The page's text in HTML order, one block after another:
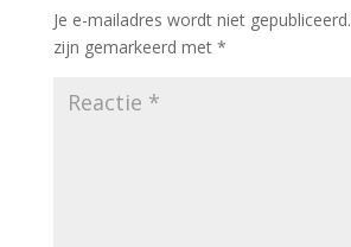
Je e-mailadres wordt niet gepubliceerd.
zijn gemarkeerd met *